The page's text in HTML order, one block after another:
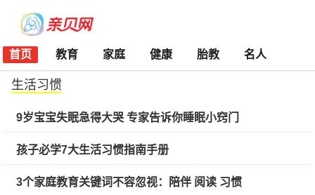
首页 教育 家庭 健康 胎教 名人
生活习惯
9岁宝宝失眠急得大哭 专家告诉你睡眠小窍门
孩子必学7大生活习惯指南手册
3个家庭教育关键词不容忽视：陪伴 阅读 习惯